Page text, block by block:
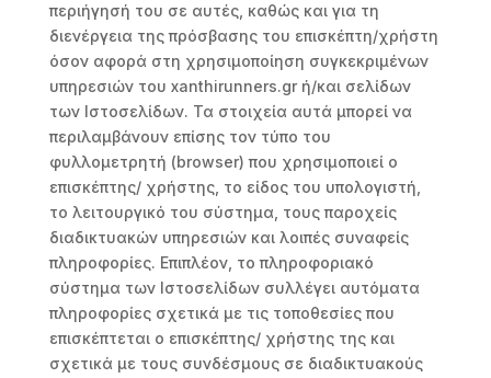
περιήγησή του σε αυτές, καθώς και για τη
διενέργεια της πρόσβασης του επισκέπτη/χρήστη
όσον αφορά στη χρησιμοποίηση συγκεκριμένων
υπηρεσιών του xanthirunners.gr ή/και σελίδων
των Ιστοσελίδων. Τα στοιχεία αυτά μπορεί να
περιλαμβάνουν επίσης τον τύπο του
φυλλομετρητή (browser) που χρησιμοποιεί ο
επισκέπτης/ χρήστης, το είδος του υπολογιστή,
το λειτουργικό του σύστημα, τους παροχείς
διαδικτυακών υπηρεσιών και λοιπές συναφείς
πληροφορίες. Επιπλέον, το πληροφοριακό
σύστημα των Ιστοσελίδων συλλέγει αυτόματα
πληροφορίες σχετικά με τις τοποθεσίες που
επισκέπτεται ο επισκέπτης/ χρήστης της και
σχετικά με τους συνδέσμους σε διαδικτυακούς